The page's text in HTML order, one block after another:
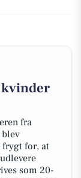
fra
frygt for, at
som 20-